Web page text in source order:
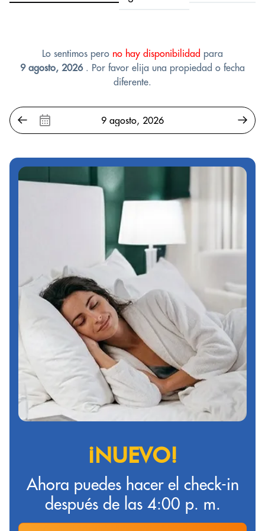
Lo sentimos pero no hay disponibilidad para
9 agosto, 2026. Por favor elija una propiedad o fecha
diferente.
¡NUEVO!
Ahora puedes hacer el check-in
después de las 4:00 p. m.